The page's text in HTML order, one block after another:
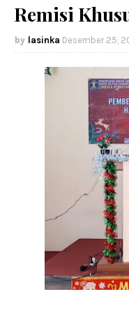
Remisi
lasinka Desember 25,